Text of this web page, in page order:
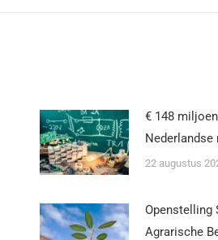
€ 148
22 augustus
Openstelling
Agrarische